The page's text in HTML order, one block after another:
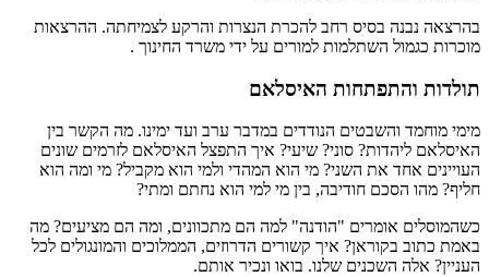
בהרצאה נבנה בסיס רחב להכרת הנצרות והרקע לצמיחתה. ההרצאות
מוכרות כגמול השתלמות למורים על ידי משרד החינוך .
תולדות והתפתחות האיסלאם
מימי מוחמד והשבטים הנודדים במדבר ערב ועד ימינו. מה הקשר בין
האיסלאם ליהדות? סוני? שיעי? איך התפצל האיסלאם לזרמים שונים
העויינים אחד את השני? מי הוא המהדי ולמי הוא מקביל? מי ומה הוא
חליף? מהו הסכם חודיבה, בין מי למי הוא נחתם ומתי?
כשהמוסלים אומרים "הודנה" למה הם מתכוונים, ומה הם מציעים? מה
באמת כתוב בקוראן? איך קשורים הדרוזים, הממלוכים והמונגולים לכל
העניין? אלה השכנים שלנו. בואו ונכיר אותם.